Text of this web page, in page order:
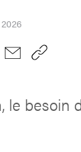
le besoin